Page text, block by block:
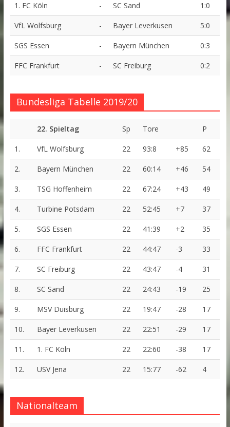
1. FC Köln - SC Sand 1:0
VfL Wolfsburg - Bayer Leverkusen 5:0
SGS Essen - Bayern München 0:3
FFC Frankfurt - SC Freiburg 0:2
Bundesliga Tabelle 2019/20
22. Spieltag Sp Tore P
1. VfL Wolfsburg 22 93:8 +85 62
2. Bayern München 22 60:14 +46 54
3. TSG Hoffenheim 22 67:24 +43 49
4. Turbine Potsdam 22 52:45 +7 37
5. SGS Essen 22 41:39 +2 35
6. FFC Frankfurt 22 44:47 -3 33
7. SC Freiburg 22 43:47 -4 31
8. SC Sand 22 24:43 -19 25
9. MSV Duisburg 22 19:47 -28 17
10. Bayer Leverkusen 22 22:51 -29 17
11. 1. FC Köln 22 22:60 -38 17
12. USV Jena 22 15:77 -62 4
Nationalteam